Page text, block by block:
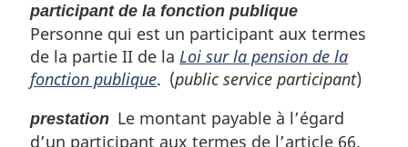
participant de la fonction publique
Personne qui est un participant aux termes
de la partie II de la Loi sur la pension de la
fonction publique. (public service participant)
prestation Le montant payable à l’égard
d’un participant aux termes de l’article 66.